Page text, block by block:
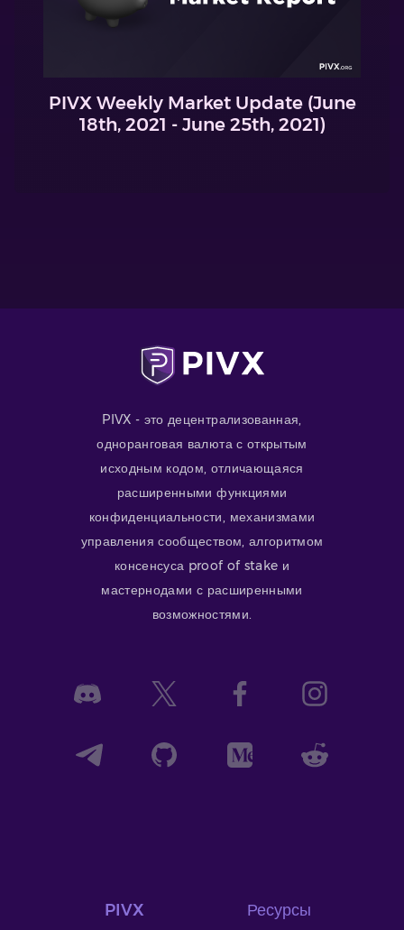
PIVX Weekly Market Update (June
18th, 2021 - June 25th, 2021)
PIVX - это децентрализованная,
одноранговая валюта с открытым
исходным кодом, отличающаяся
расширенными функциями
конфиденциальности, механизмами
управления сообществом, алгоритмом
консенсуса proof of stake и
мастернодами с расширенными
возможностями.
PIVX Ресурсы